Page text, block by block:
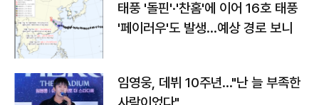
태풍 '돌핀'·'찬홈'에 이어 16호 태풍
'페이러우'도 발생…예상 경로 보니
임영웅, 데뷔 10주년…"난 늘 부족한